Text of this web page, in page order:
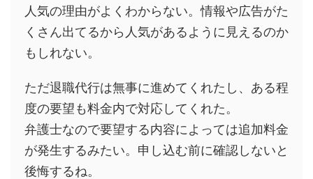
人気の理由がよくわからない。情報や広告がた
くさん出てるから人気があるように見えるのか
もしれない。
ただ退職代行は無事に進めてくれたし、ある程
度の要望も料金内で対応してくれた。
弁護士なので要望する内容によっては追加料金
が発生するみたい。申し込む前に確認しないと
後悔するね。